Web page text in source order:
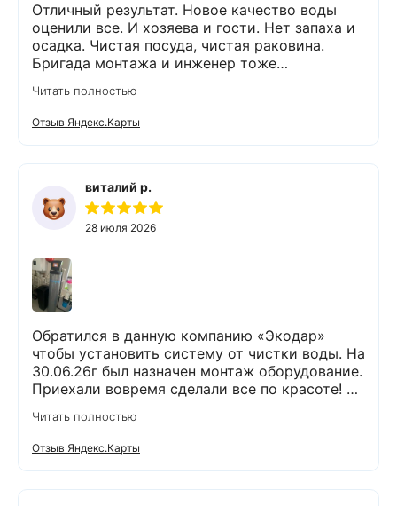
Отличный результат. Новое качество воды
оценили все. И хозяева и гости. Нет запаха и
осадка. Чистая посуда, чистая раковина.
Бригада монтажа и инженер тоже
рассказали. Монтаж прошел быстро и бе з
проблем и неудобств. Оборудование не
занимает много места и легко
отличные. Могу всем рекомендовать данную
компанию и ее специалистов.
Читать полностью
Отзыв Яндекс.Карты
виталий р.
28 июля 2026
Обратился в данную компанию «Экодар»
чтобы установить систему от чистки воды. На
30.06.26г был назначен монтаж оборудование.
Приехали вовремя сделали все по красоте! Я
Читать полностью
Отзыв Яндекс.Карты